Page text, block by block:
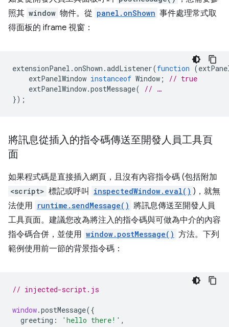
照其 window 物件。從 panel.onShown 事件處理常式取
得面板的 iframe 視窗：
extensionPanel .onShown .addListener(function (
extPanelWindow instanceof Window ;
// true
extPanelWindow.postMessage(
// …
});
將訊息從插入的指令碼傳送至開發人員工具頁
面
如果程式碼是直接插入網頁，且沒有內容指令碼 (包括附加
<script> 標記或呼叫 inspectedWindow.eval() )，就無
法使用 runtime.sendMessage() 將訊息傳送至開發人員
工具頁面。建議您改為將注入的指令碼與可做為中介的內容
指令碼合併，並使用 window.postMessage() 方法。下列
範例使用前一節的背景指令碼：
// injected-script.js
window.postMessage({
greeting : 'hello there!' ,